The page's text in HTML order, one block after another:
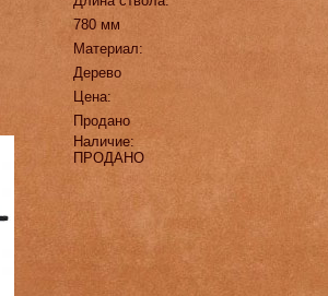
780 мм
Материал:
Дерево
Цена:
Продано
Наличие:
ПРОДАНО